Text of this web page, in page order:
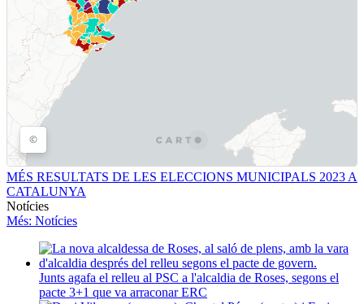
MÉS RESULTATS DE LES ELECCIONS MUNICIPALS 2023 A
CATALUNYA
Notícies
Més: Notícies
Junts agafa el relleu al PSC a l'alcaldia de Roses, segons el
pacte 3+1 que va arraconar ERC